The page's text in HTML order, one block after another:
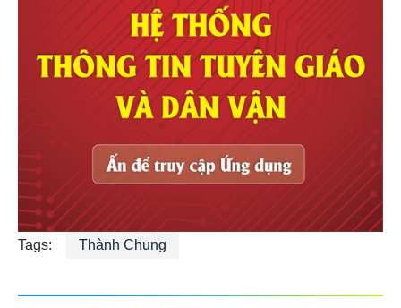
Tags: Thành Chung